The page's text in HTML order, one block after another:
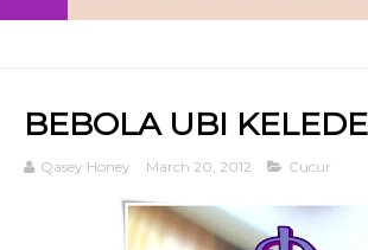
BEBOLA UBI
Qasey Honey March 20, 2012 Cucur